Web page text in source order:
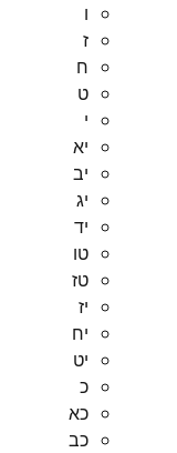
ו
ז
ח
ט
י
יא
יב
יג
יד
טו
טז
יז
יח
יט
כ
כא
כב